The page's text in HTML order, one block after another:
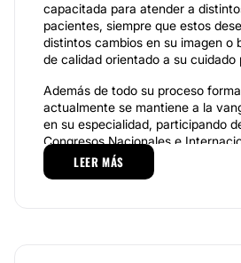
capacitada para atender a
pacientes, siempre que estos
distintos cambios en su imagen o
de calidad orientado a su cuidado
Además de todo su proceso
actualmente se mantiene a la
en su especialidad, participando
Congresos Nacionales e
Medicina Estética. Su constante
dedicación dispuesta a cada uno
LEER MÁS